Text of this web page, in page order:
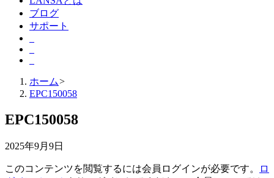
ブログ
サポート
ホーム>
EPC150058
EPC150058
2025年9月9日
このコンテンツを閲覧するには会員ログインが必要です。
ロ